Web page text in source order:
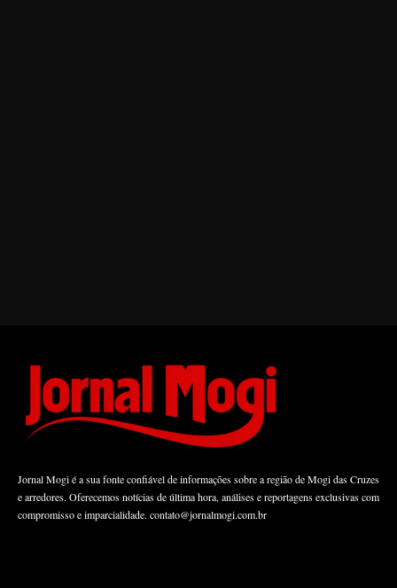
Jornal Mogi é a sua fonte confiável de informações sobre a região de Mogi das Cruzes
e arredores. Oferecemos notícias de última hora, análises e reportagens exclusivas com
compromisso e imparcialidade. contato@jornalmogi.com.br